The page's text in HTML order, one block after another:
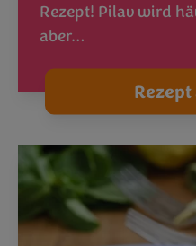
Rezept! Pilav wird
aber…